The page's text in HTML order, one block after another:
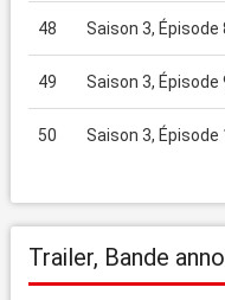
48 Saison 3,
49 Saison 3, Épisode
50 Saison 3, Épisode
Trailer, Bande